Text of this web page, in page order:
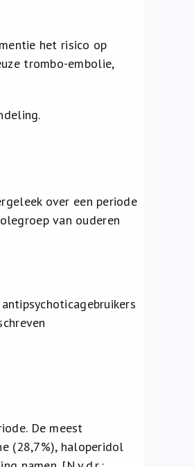
het risico op
trombo-embolie,
over een periode
van ouderen
De meest
(28,7%), haloperidol